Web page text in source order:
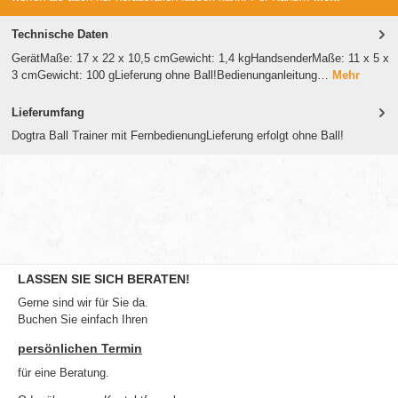
Technische Daten
GerätMaße: 17 x 22 x 10,5 cmGewicht: 1,4 kgHandsenderMaße: 11 x 5 x
3 cmGewicht: 100 gLieferung ohne Ball!Bedienunganleitung… Mehr
Lieferumfang
Dogtra Ball Trainer mit FernbedienungLieferung erfolgt ohne Ball!
LASSEN SIE SICH BERATEN!
Gerne sind wir für Sie da.
Buchen Sie einfach Ihren
persönlichen Termin
für eine Beratung.